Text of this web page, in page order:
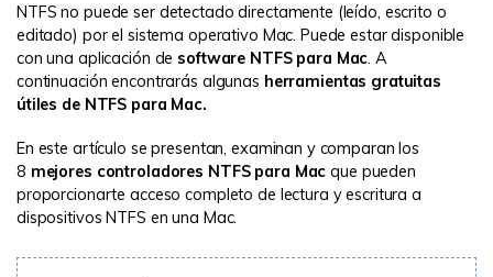
NTFS no puede ser detectado directamente (leído, escrito o
editado) por el sistema operativo Mac. Puede estar disponible
con una aplicación de software NTFS para Mac . A
continuación encontrarás algunas herramientas gratuitas
útiles de NTFS para Mac.
En este artículo se presentan, examinan y comparan los
8 mejores controladores NTFS para Mac que pueden
proporcionarte acceso completo de lectura y escritura a
dispositivos NTFS en una Mac.